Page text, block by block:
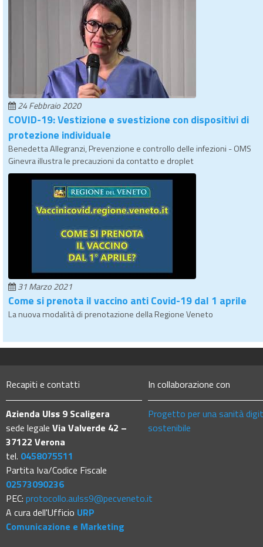
24 Febbraio 2020
COVID-19: Vestizione e svestizione con dispositivi di
protezione individuale
Benedetta Allegranzi, Prevenzione e controllo delle infezioni - OMS
Ginevra illustra le precauzioni da contatto e droplet
31 Marzo 2021
Come si prenota il vaccino anti Covid-19 dal 1 aprile
La nuova modalità di prenotazione della Regione Veneto
Recapiti e contatti
Azienda Ulss 9 Scaligera
sede legale Via Valverde 42 –
37122 Verona
tel. 0458075511
Partita Iva/Codice Fiscale
02573090236
PEC: protocollo.aulss9@pecveneto.it
A cura dell'Ufficio URP
Comunicazione e Marketing
In collaborazione con
Progetto per una sanità
sostenibile